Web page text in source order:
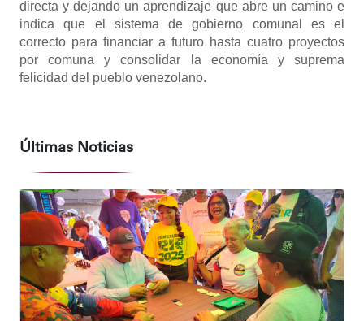
directa y dejando un aprendizaje que abre un camino e
indica que el sistema de gobierno comunal es el
correcto para financiar a futuro hasta cuatro proyectos
por comuna y consolidar la economía y suprema
felicidad del pueblo venezolano.
Últimas Noticias